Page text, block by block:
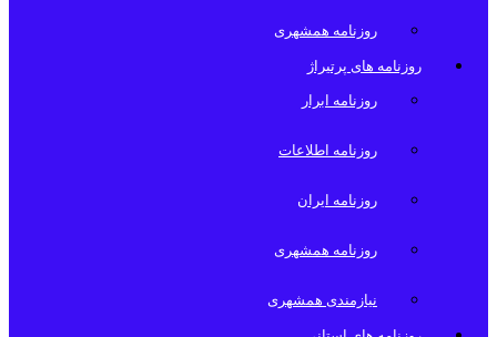
روزنامه همشهری
روزنامه های پرتیراژ
روزنامه ابرار
روزنامه اطلاعات
روزنامه ایران
روزنامه همشهری
نیازمندی همشهری